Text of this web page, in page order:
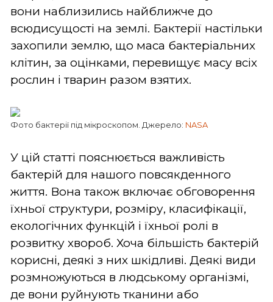
вони наблизились найближче до
всюдисущості на землі. Бактерії настільки
захопили землю, що маса бактеріальних
клітин, за оцінками, перевищує масу всіх
рослин і тварин разом взятих.
Фото бактерії під мікроскопом. Джерело: NASA
У цій статті пояснюється важливість
бактерій для нашого повсякденного
життя. Вона також включає обговорення
їхньої структури, розміру, класифікації,
екологічних функцій і їхньої ролі в
розвитку хвороб. Хоча більшість бактерій
корисні, деякі з них шкідливі. Деякі види
розмножуються в людському організмі,
де вони руйнують тканини або